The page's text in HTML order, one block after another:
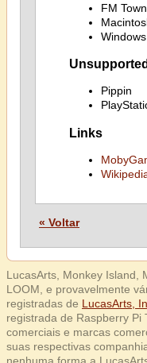
FM
Windows
Pippin
Links
« Voltar
LucasArts, Monkey Island,
LOOM, e provavelmente
registradas de LucasArts,
registrada de Raspberry Pi
comerciais e marcas
suas respectivas